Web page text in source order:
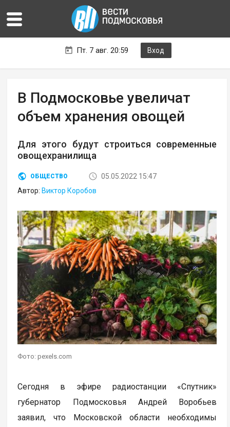
Пт. 7 авг. 20:59 Вход
В Подмосковье увеличат
объем хранения овощей
Для этого будут строиться современные
овощехранилища
ОБЩЕСТВО
05.05.2022 15:47
Автор: Виктор Коробов
Фото: pexels.com
Сегодня в эфире радиостанции «Спутник»
губернатор Подмосковья Андрей Воробьев
заявил, что Московской области необходимы